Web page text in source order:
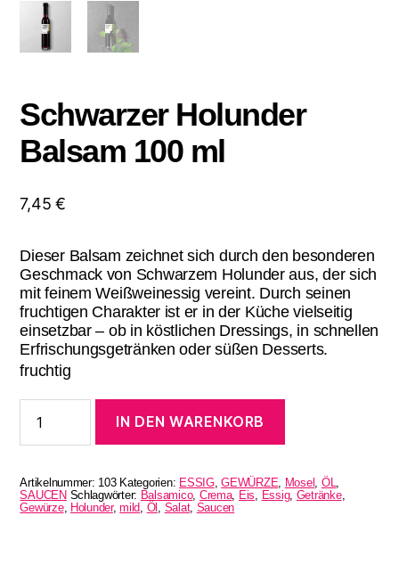
Schwarzer Holunder
Balsam 100 ml
7,45€
Dieser Balsam zeichnet sich durch den besonderen
Geschmack von Schwarzem Holunder aus, der sich
mit feinem Weißweinessig vereint. Durch seinen
fruchtigen Charakter ist er in der Küche vielseitig
einsetzbar – ob in köstlichen Dressings, in schnellen
Erfrischungsgetränken oder süßen Desserts.
fruchtig
Holunder
Menge
IN DEN WARENKORB
Artikelnummer: 103 Kategorien: ESSIG,GEWÜRZE, Mosel , ÖL,
SAUCEN Schlagwörter: Balsamico, Crema, Eis, Essig, Getränke,
Gewürze, Holunder,mild, Öl , Salat, Saucen